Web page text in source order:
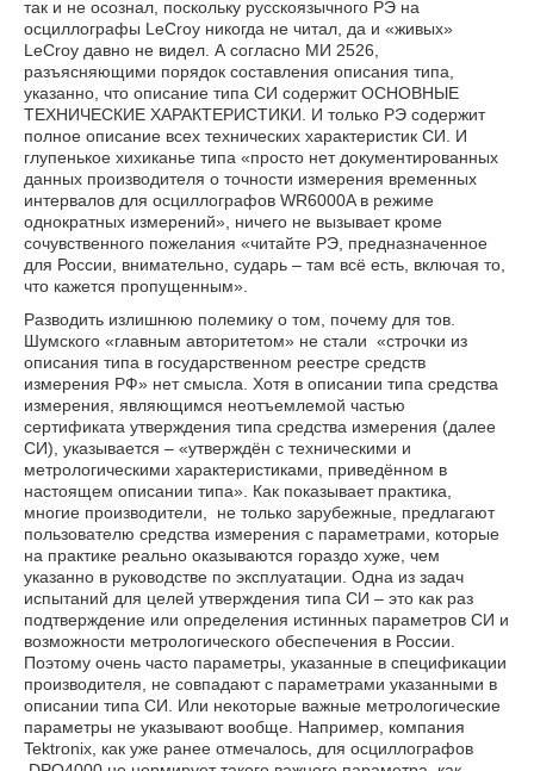
так и не осознал, поскольку русскоязычного РЭ на
осциллографы LeCroy никогда не читал, да и «живых»
LeCroy давно не видел. А согласно МИ 2526,
разъясняющими порядок составления описания типа,
указанно, что описание типа СИ содержит ОСНОВНЫЕ
ТЕХНИЧЕСКИЕ ХАРАКТЕРИСТИКИ. И только РЭ содержит
полное описание всех технических характеристик СИ. И
глупенькое хихиканье типа «просто нет документированных
данных производителя о точности измерения временных
интервалов для осциллографов WR6000A в режиме
однократных измерений», ничего не вызывает кроме
сочувственного пожелания «читайте РЭ, предназначенное
для России, внимательно, сударь – там всё есть, включая то,
что кажется пропущенным».
Разводить излишнюю полемику о том, почему для тов.
Шумского «главным авторитетом» не стали «строчки из
описания типа в государственном реестре средств
измерения РФ» нет смысла. Хотя в описании типа средства
измерения, являющимся неотъемлемой частью
сертификата утверждения типа средства измерения (далее
СИ), указывается – «утверждён с техническими и
метрологическими характеристиками, приведённом в
настоящем описании типа». Как показывает практика,
многие производители, не только зарубежные, предлагают
пользователю средства измерения с параметрами, которые
на практике реально оказываются гораздо хуже, чем
указанно в руководстве по эксплуатации. Одна из задач
испытаний для целей утверждения типа СИ – это как раз
подтверждение или определения истинных параметров СИ и
возможности метрологического обеспечения в России.
Поэтому очень часто параметры, указанные в спецификации
производителя, не совпадают с параметрами указанными в
описании типа СИ. Или некоторые важные метрологические
параметры не указывают вообще. Например, компания
Tektronix, как уже ранее отмечалось, для осциллографов